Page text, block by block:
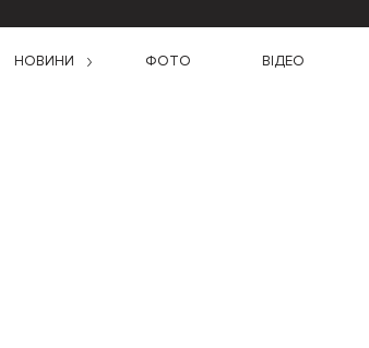
НОВИНИ ФОТО ВІДЕО